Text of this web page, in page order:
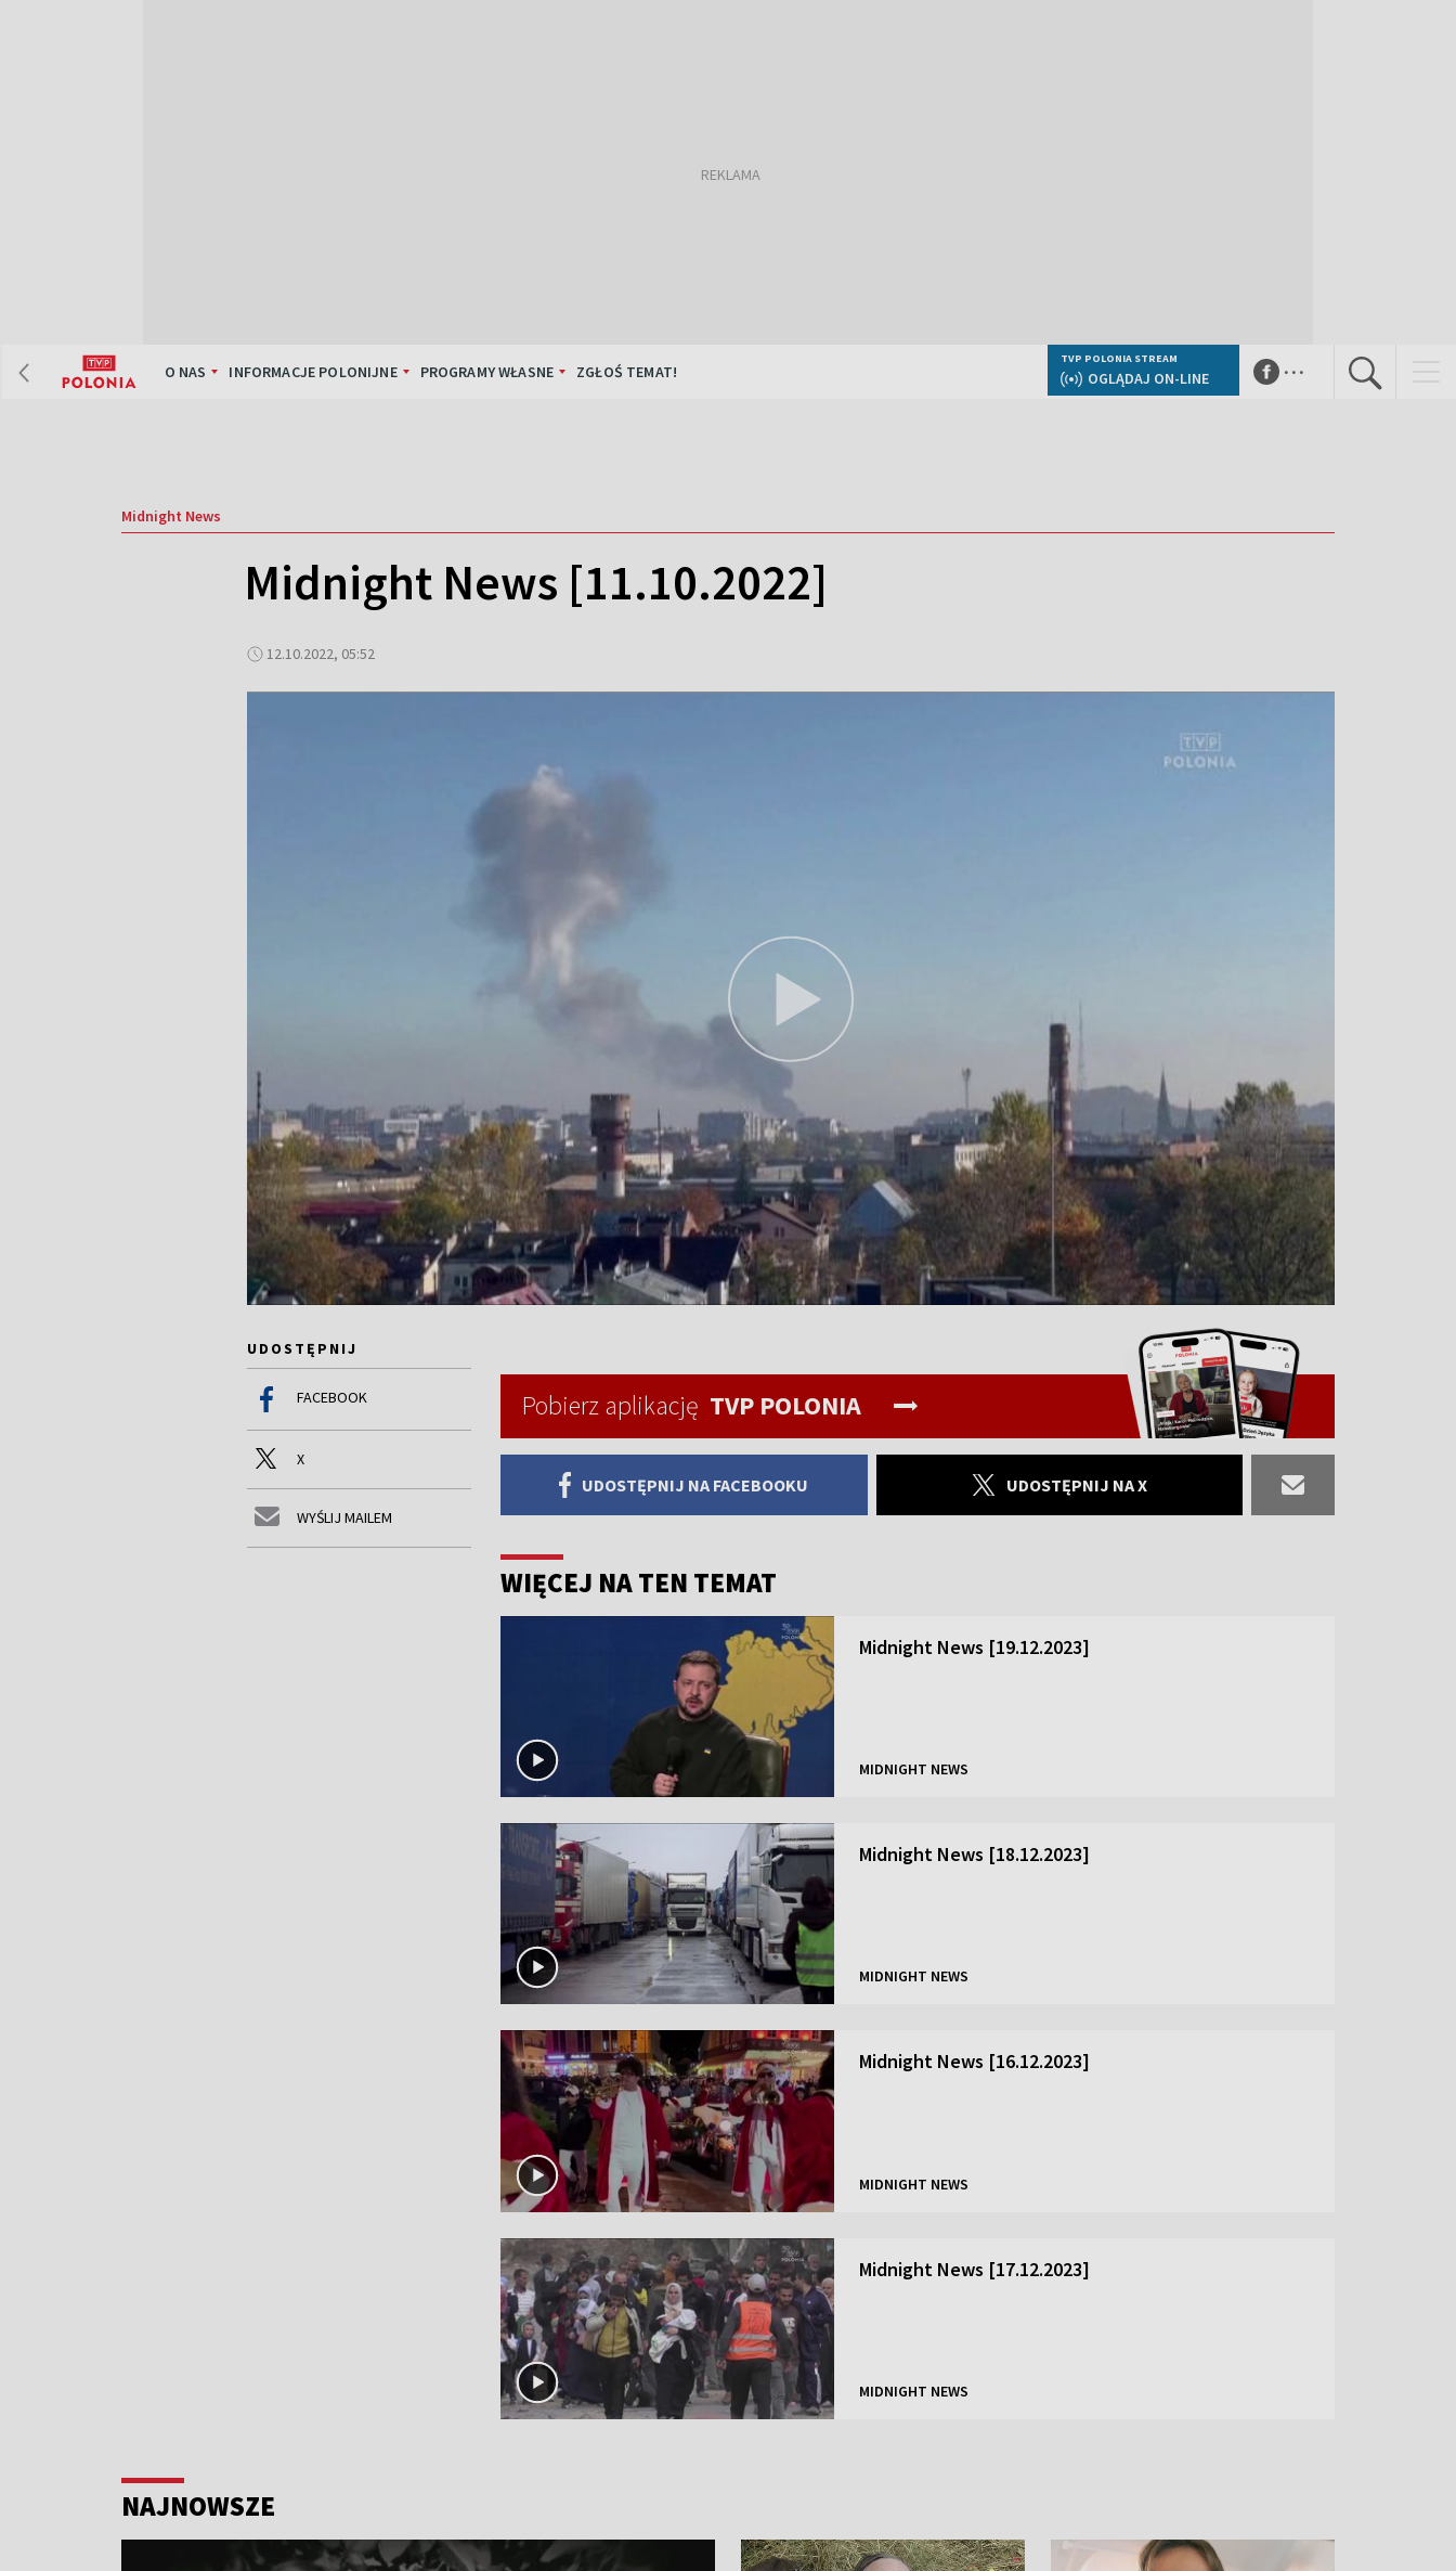
O NAS INFORMACJE POLONIJNE PROGRAMY WŁASNE ZGŁOŚ TEMAT!
TVP POLONIA STREAM
OGLĄDAJ ON-LINE ...
Midnight News
Midnight News [11.10.2022]
12.10.2022, 05:52
UDOSTĘPNIJ
FACEBOOK
X
WYŚLIJ MAILEM
Pobierz aplikację TVP POLONIA
UDOSTĘPNIJ NA FACEBOOKU UDOSTĘPNIJ NA X
WIĘCEJ NA TEN TEMAT
Midnight News [19.12.2023]
MIDNIGHT NEWS
Midnight News [18.12.2023]
MIDNIGHT NEWS
Midnight News [16.12.2023]
MIDNIGHT NEWS
Midnight News [17.12.2023]
MIDNIGHT NEWS
NAJNOWSZE